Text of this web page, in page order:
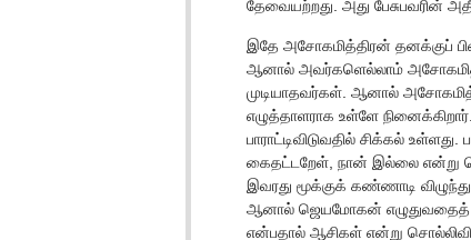
தேவையற்றது. அது பேசுபவரின்
இதே அசோகமித்திரன் தனக்குப் பின்
ஆனால் அவர்களெல்லாம்
முடியாதவர்கள். ஆனால்
எழுத்தாளராக உள்ளே
பாராட்டிவிடுவதில் சிக்கல்
கைதட்டறேள், நான் இல்லை என்று
இவரது மூக்குக் கண்ணாடி
ஆனால் ஜெயமோகன் எழுதுவதைத்
என்பதால் ஆசிகள் என்று